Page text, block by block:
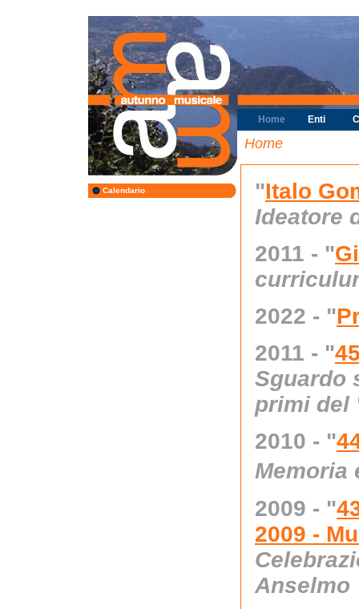
Calendario
Home Enti
Home
"Italo
Ideatore
2011 - "
2022 - "
2011 - "
Sguardo
primi del
2010 - "
2009 - "
2009 -
Anselmo